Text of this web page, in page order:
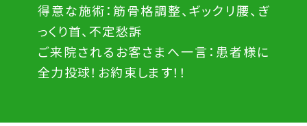
得意な施術：筋骨格調整、ギックリ腰、ぎ
っくり首、不定愁訴
ご来院されるお客さまへ一言：患者様に
全力投球！お約束します！！